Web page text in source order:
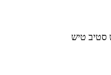
סטיב טיש